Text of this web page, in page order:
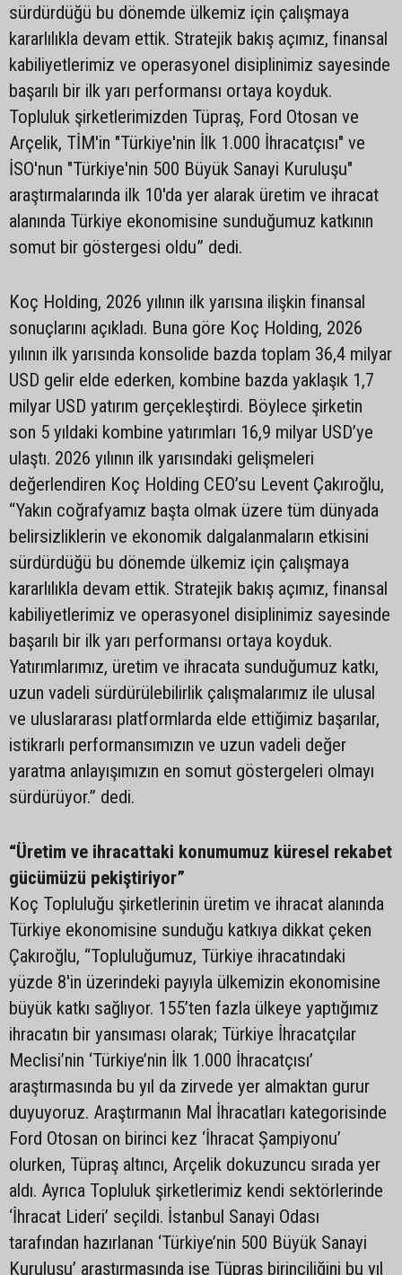
sürdürdüğü bu dönemde ülkemiz için çalışmaya
kararlılıkla devam ettik. Stratejik bakış açımız, finansal
kabiliyetlerimiz ve operasyonel disiplinimiz sayesinde
başarılı bir ilk yarı performansı ortaya koyduk.
Topluluk şirketlerimizden Tüpraş, Ford Otosan ve
Arçelik, TİM'in "Türkiye'nin İlk 1.000 İhracatçısı" ve
İSO'nun "Türkiye'nin 500 Büyük Sanayi Kuruluşu"
araştırmalarında ilk 10'da yer alarak üretim ve ihracat
alanında Türkiye ekonomisine sunduğumuz katkının
somut bir göstergesi oldu” dedi.
Koç Holding, 2026 yılının ilk yarısına ilişkin finansal
sonuçlarını açıkladı. Buna göre Koç Holding, 2026
yılının ilk yarısında konsolide bazda toplam 36,4 milyar
USD gelir elde ederken, kombine bazda yaklaşık 1,7
milyar USD yatırım gerçekleştirdi. Böylece şirketin
son 5 yıldaki kombine yatırımları 16,9 milyar USD’ye
ulaştı. 2026 yılının ilk yarısındaki gelişmeleri
değerlendiren Koç Holding CEO’su Levent Çakıroğlu,
“Yakın coğrafyamız başta olmak üzere tüm dünyada
belirsizliklerin ve ekonomik dalgalanmaların etkisini
sürdürdüğü bu dönemde ülkemiz için çalışmaya
kararlılıkla devam ettik. Stratejik bakış açımız, finansal
kabiliyetlerimiz ve operasyonel disiplinimiz sayesinde
başarılı bir ilk yarı performansı ortaya koyduk.
Yatırımlarımız, üretim ve ihracata sunduğumuz katkı,
uzun vadeli sürdürülebilirlik çalışmalarımız ile ulusal
ve uluslararası platformlarda elde ettiğimiz başarılar,
istikrarlı performansımızın ve uzun vadeli değer
yaratma anlayışımızın en somut göstergeleri olmayı
sürdürüyor.” dedi.
“Üretim ve ihracattaki konumumuz küresel rekabet
gücümüzü pekiştiriyor”
Koç Topluluğu şirketlerinin üretim ve ihracat alanında
Türkiye ekonomisine sunduğu katkıya dikkat çeken
Çakıroğlu, “Topluluğumuz, Türkiye ihracatındaki
yüzde 8'in üzerindeki payıyla ülkemizin ekonomisine
büyük katkı sağlıyor. 155’ten fazla ülkeye yaptığımız
ihracatın bir yansıması olarak; Türkiye İhracatçılar
Meclisi’nin ‘Türkiye’nin İlk 1.000 İhracatçısı’
araştırmasında bu yıl da zirvede yer almaktan gurur
duyuyoruz. Araştırmanın Mal İhracatları kategorisinde
Ford Otosan on birinci kez ‘İhracat Şampiyonu’
olurken, Tüpraş altıncı, Arçelik dokuzuncu sırada yer
aldı. Ayrıca Topluluk şirketlerimiz kendi sektörlerinde
‘İhracat Lideri’ seçildi. İstanbul Sanayi Odası
tarafından hazırlanan ‘Türkiye’nin 500 Büyük Sanayi
Kuruluşu’ araştırmasında ise Tüpraş birinciliğini bu yıl